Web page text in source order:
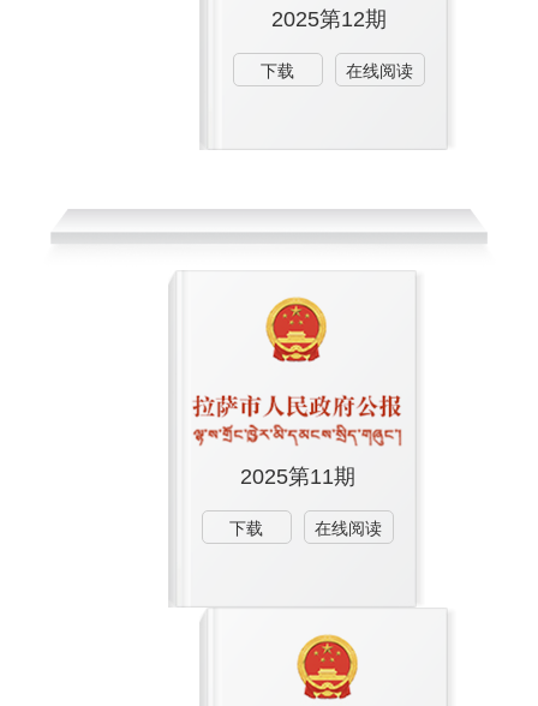
2025第12期
下载 在线阅读
2025第11期
下载 在线阅读